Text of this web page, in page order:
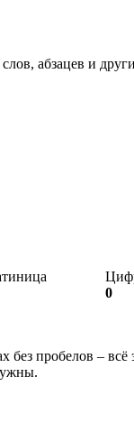
абзацев и
0
без пробелов –